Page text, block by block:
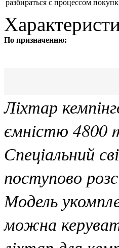
разбираться с процессом
По призначенню:
Ліхтар
ємністю 4800
Спеціальний
поступово
Модель
можна